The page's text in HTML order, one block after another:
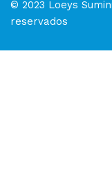
© 2023 Loeys
reservados